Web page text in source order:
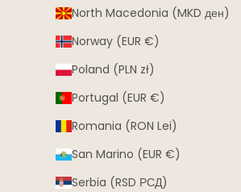
North Macedonia (MKD ден)
Norway (EUR €)
Poland (PLN zł)
Portugal (EUR €)
Romania (RON Lei)
San Marino (EUR €)
Serbia (RSD РСД)